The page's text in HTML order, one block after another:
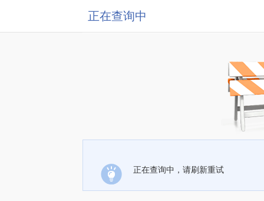
正在查询中
正在查询中，请刷新重试